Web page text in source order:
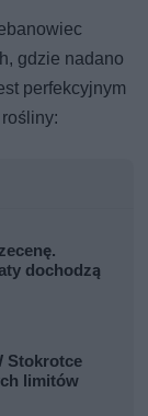
gdzie nadano
perfekcyjnym
dochodzą
Stokrotce
limitów